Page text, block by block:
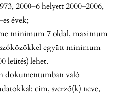
2000–6 helyett 2000–2006,
évek;
minimum 7 oldal, maximum
együtt minimum
leütés) lehet.
dokumentumban való
cím, szerző(k) neve,